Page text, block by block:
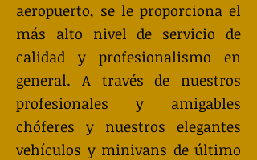
aeropuerto, se le proporciona el
más alto nivel de servicio de
calidad y profesionalismo en
general. A través de nuestros
profesionales y amigables
chóferes y nuestros elegantes
vehículos y minivans de último